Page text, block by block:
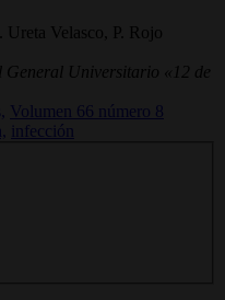
Velasco, P. Rojo
Universitario «12 de
Volumen 66 número 8
infección